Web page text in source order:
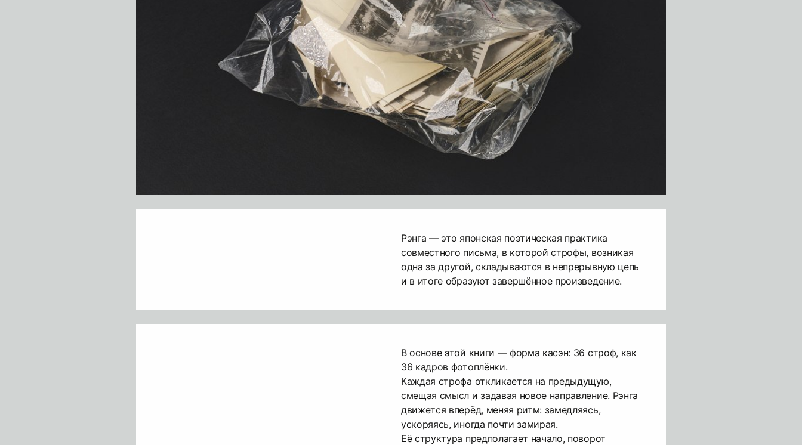
Рэнга — это японская поэтическая практика
совместного письма, в которой строфы, возникая
одна за другой, складываются в непрерывную цепь
и в итоге образуют завершённое произведение.
В основе этой книги — форма касэн: 36 строф, как
36 кадров фотоплёнки.
Каждая строфа откликается на предыдущую,
смещая смысл и задавая новое направление. Рэнга
движется вперёд, меняя ритм: замедляясь,
ускоряясь, иногда почти замирая.
Её структура предполагает начало, поворот